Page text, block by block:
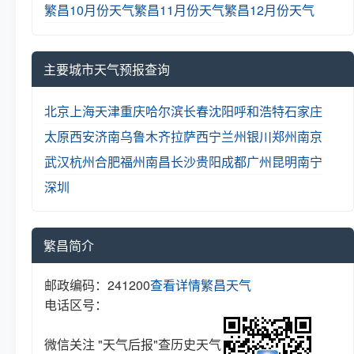
繁昌10月份天气繁昌11月份天气繁昌12月份天气
主要城市天气预报查询
北京 上海天津重庆哈尔滨长春沈阳呼和浩特石家庄
太原西安济南乌鲁木齐拉萨西宁兰州银川郑州南京
武汉杭州合肥福州南昌长沙贵阳成都广州昆明南宁
深圳
繁昌简介
邮政编码：241200
电话区号：
查看详情繁昌天气
微信关注 "天气后报"查历史天气